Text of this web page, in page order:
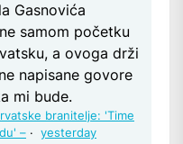
Gasnovića
samom početku
a ovoga drži
napisane govore
mi bude.
branitelje: 'Time
– · yesterday